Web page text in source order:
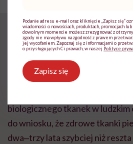
Chroń przed
Nie mamy dobrych wieści dla
Steve Horvath, genetyk z
biologicznego tkanek w ludzkim
do wniosku, że zdrowe tkanki
dwa‒trzy lata szybciej niż reszta
Podanie adresu e-mail oraz kliknięcie „Zapisz się”
wiadomości o nowościach, produktach, promocjach
dowolnym momencie możesz zrezygnować z
zgody nie ma wpływu na zgodność z prawem
jej wycofaniem. Zapoznaj się z informacjami o
o przysługujących Ci prawach, w naszej Polityce
Zapisz się